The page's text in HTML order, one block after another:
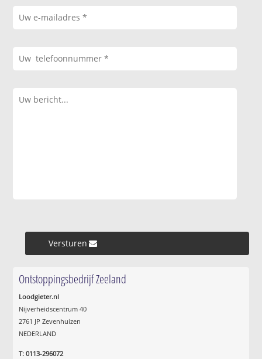
Versturen »
Ontstoppingsbedrijf Zeeland
Loodgieter.nl
Nijverheidscentrum 40
2761 JP Zevenhuizen
NEDERLAND
T: 0113-296072